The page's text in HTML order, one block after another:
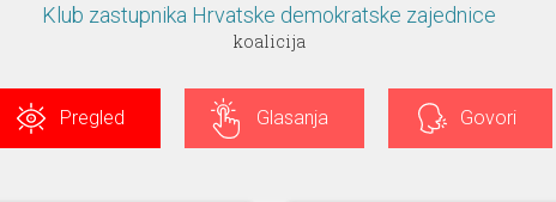
Klub zastupnika Hrvatske demokratske zajednice
koalicija
Pregled Glasanja Govori